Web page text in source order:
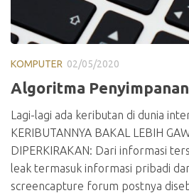
KOMPUTER 02/05/2020
Algoritma
Lagi-lagi ada keributan di dunia
KERIBUTANNYA BAKAL LEBIH
DIPERKIRAKAN: Dari informasi
leak termasuk informasi pribadi
screencapture forum postnya